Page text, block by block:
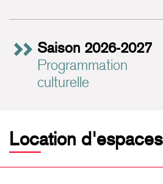
Saison 2026-2027
Programmation
culturelle
Location d'espaces